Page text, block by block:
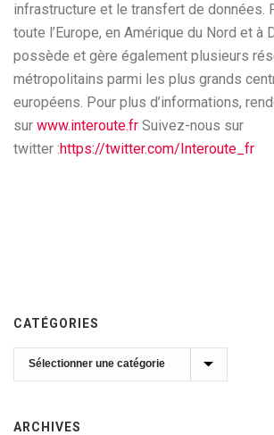
infrastructure et le transfert de données.
toute l’Europe, en Amérique du Nord et à
possède et gère également plusieurs
métropolitains parmi les plus grands
européens. Pour plus d’informations,
sur www.interoute.fr Suivez-nous sur
twitter :https://twitter.com/Interoute_fr
CATÉGORIES
Catégories
ARCHIVES